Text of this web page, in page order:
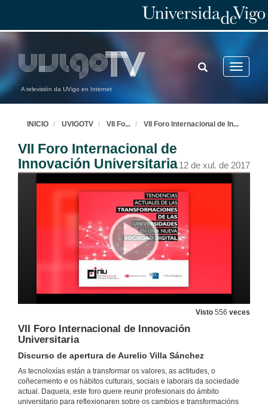
A televisión da UVigo en Internet
Toggle
TOGGLE
SEARCH
INICIO UVIGOTV VII Fo... VII Foro Internacional de In...
VII Foro Internacional de
Innovación Universitaria12 de xul. de 2017
Visto 556 veces
VII Foro Internacional de Innovación
Universitaria
Discurso de apertura de Aurelio Villa Sánchez
As tecnoloxías están a transformar os valores, as actitudes, o
coñecemento e os hábitos culturais, sociais e laborais da sociedade
actual. Daquela, este foro quere reunir profesionais do ámbito
universitario para reflexionaren sobre os cambios e transformacións